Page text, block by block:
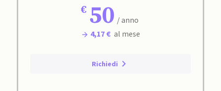
50 / anno
4,17 € al mese
Richiedi